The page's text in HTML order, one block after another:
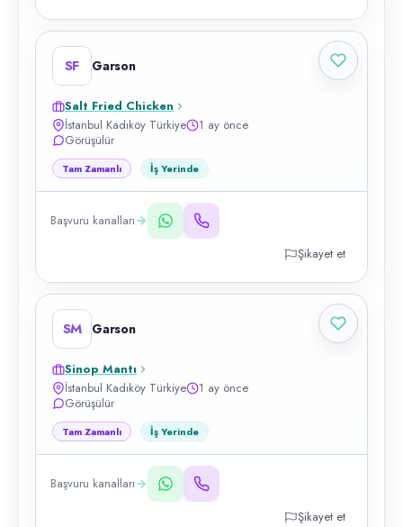
SF Garson
Salt Fried Chicken
İstanbul Kadıköy Türkiye
1 ay önce
Görüşülür
Tam Zamanlı İş Yerinde
Başvuru kanalları
Şikayet et
SM Garson
Sinop Mantı
İstanbul Kadıköy Türkiye
1 ay önce
Görüşülür
Tam Zamanlı İş Yerinde
Başvuru kanalları
Şikayet et